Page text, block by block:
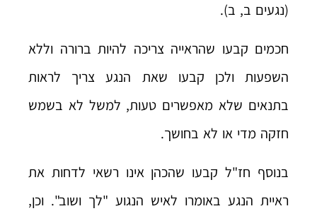
(נגעים ב, ב).
חכמים קבעו שהראייה צריכה להיות ברורה וללא
השפעות ולכן קבעו שאת הנגע צריך לראות
בתנאים שלא מאפשרים טעות, למשל לא בשמש
חזקה מדי או לא בחושך.
בנוסף חז"ל קבעו שהכהן אינו רשאי לדחות את
ראיית הנגע באומרו לאיש הנגוע "לך ושוב". וכן,